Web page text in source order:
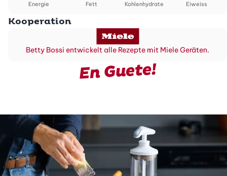
Energie Fett Kohlenhydrate Eiweiss
Kooperation
Betty Bossi entwickelt alle Rezepte mit Miele Geräten.
En Guete!